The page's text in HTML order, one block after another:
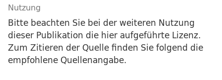
Nutzung
Bitte beachten Sie bei der weiteren Nutzung
dieser Publikation die hier aufgeführte Lizenz.
Zum Zitieren der Quelle finden Sie folgend die
empfohlene Quellenangabe.